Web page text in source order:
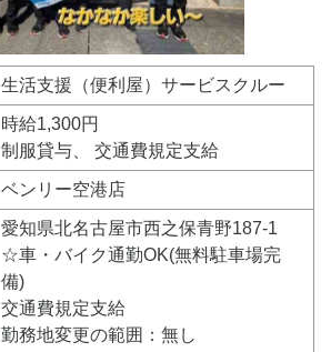
生活支援（便利屋）サービスクルー
時給1,300円
制服貸与、 交通費規定支給
ベンリー空港店
愛知県北名古屋市西之保青野187-1
☆車・バイク通勤OK(無料駐車場完
備)
交通費規定支給
勤務地変更の範囲：無し